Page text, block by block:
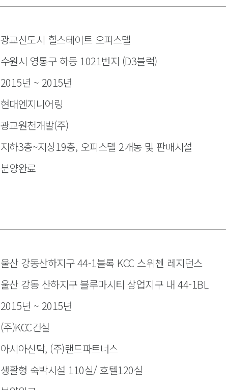
광교신도시 힐스테이트 오피스텔
수원시 영통구 하동 1021번지 (D3블럭)
2015년 ~ 2015년
현대엔지니어링
광교원천개발(주)
지하3층~지상19층, 오피스텔 2개동 및 판매시설
분양완료
울산 강동산하지구 44-1블록 KCC 스위첸 레지던스
울산 강동 산하지구 블루마시티 상업지구 내 44-1BL
2015년 ~ 2015년
(주)KCC건설
아시아신탁, (주)랜드파트너스
생활형 숙박시설 110실/ 호텔120실